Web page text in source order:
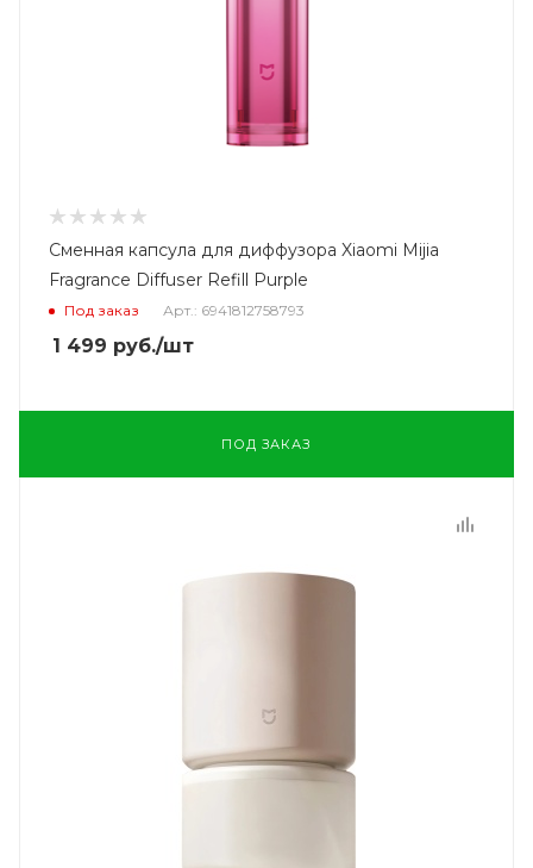
Сменная капсула для диффузора Xiaomi Mijia
Fragrance Diffuser Refill Purple
Под заказ Арт.: 6941812758793
1 499 руб./шт
ПОД ЗАКАЗ